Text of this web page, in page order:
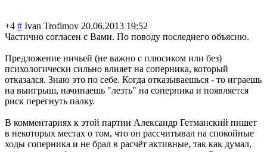
+4 # Ivan Trofimov 20.06.2013 19:52
Частично согласен с Вами. По поводу последнего объясню.
Предложение ничьей (не важно с плюсиком или без)
психологически сильно влияет на соперника, который
отказался. Знаю это по себе. Когда отказываешься - то играешь
на выигрыш, начинаешь "лезть" на соперника и появляется
риск перегнуть палку.
В комментариях к этой партии Александр Гетманский пишет
в некоторых местах о том, что он рассчитывал на спокойные
ходы соперника и не брал в расчёт активные, так как думал,